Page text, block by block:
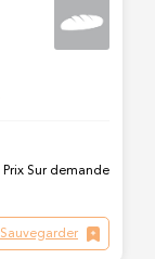
Prix Sur demande
Sauvegarder